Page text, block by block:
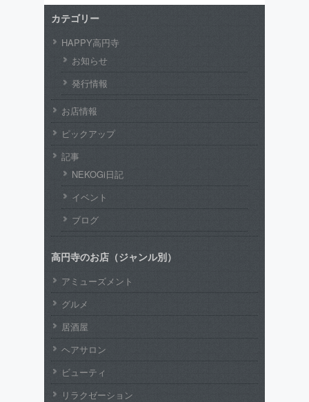
カテゴリー
HAPPY高円寺
お知らせ
発行情報
お店情報
ピックアップ
記事
NEKOGi日記
イベント
ブログ
高円寺のお店（ジャンル別）
アミューズメント
グルメ
居酒屋
ヘアサロン
ビューティ
リラクゼーション